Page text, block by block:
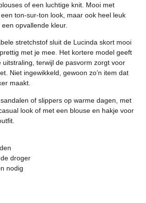
of een luchtige knit. Mooi met
ton-sur-ton look, maar ook heel leuk
opvallende kleur.
stretchstof sluit de Lucinda skort mooi
met je mee. Het kortere model geeft
uitstraling, terwijl de pasvorm zorgt voor
Niet ingewikkeld, gewoon zo’n item dat
maakt.
of slippers op warme dagen, met
look of met een blouse en hakje voor
droger
nodig